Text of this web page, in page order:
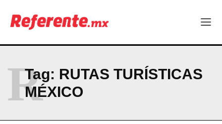
CONTACT
PRIVACY POLICY
NEWSLETTER
Tag: RUTAS TURÍSTICAS
MÉXICO
R